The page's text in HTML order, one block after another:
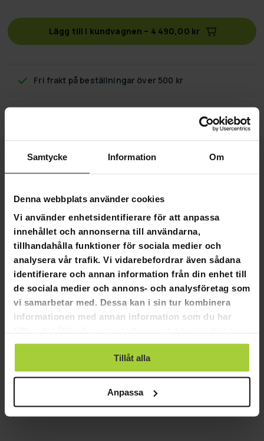
Samtycke Information Om
Denna webbplats använder cookies
Vi använder enhetsidentifierare för att anpassa
innehållet och annonserna till användarna,
tillhandahålla funktioner för sociala medier och
analysera vår trafik. Vi vidarebefordrar även sådana
identifierare och annan information från din enhet till
de sociala medier och annons- och analysföretag som
vi samarbetar med. Dessa kan i sin tur kombinera
informationen med annan information som du har
använt deras tjänster.
Tillåt alla
Anpassa
Lägg till i kundvagnen – 4 490,00 kr
Fri frakt på beställningar över 500 kr
Flexibla betalningssätt
Fornorth Presenning för garagetält 2x3m,
ljusgrå
Högkvalitativa och hållbara Fornorth presenningar
reservöverdrag nu i ett brett utbud av storlekar.
Tygmaterial: PVC